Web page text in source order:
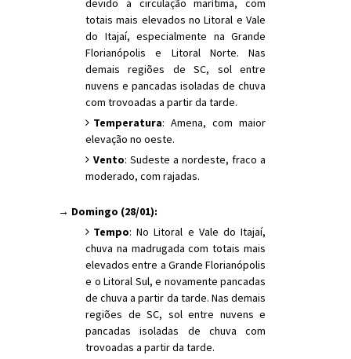
totais mais elevados no Litoral e Vale
do Itajaí, especialmente na Grande
Florianópolis e Litoral Norte. Nas
demais regiões de SC, sol entre
nuvens e pancadas isoladas de chuva
com trovoadas a partir da tarde.
Temperatura: Amena, com maior
elevação no oeste.
Vento: Sudeste a nordeste, fraco a
moderado, com rajadas.
→ Domingo (28/01):
Tempo: No Litoral e Vale do Itajaí,
chuva na madrugada com totais mais
elevados entre a Grande Florianópolis
e o Litoral Sul, e novamente pancadas
de chuva a partir da tarde. Nas demais
regiões de SC, sol entre nuvens e
pancadas isoladas de chuva com
trovoadas a partir da tarde.